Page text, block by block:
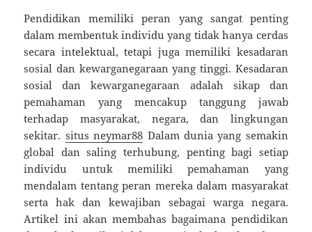
Pendidikan memiliki peran yang sangat penting
dalam membentuk individu yang tidak hanya cerdas
secara intelektual, tetapi juga memiliki kesadaran
sosial dan kewarganegaraan yang tinggi. Kesadaran
sosial dan kewarganegaraan adalah sikap dan
pemahaman yang mencakup tanggung jawab
terhadap masyarakat, negara, dan lingkungan
sekitar. situs neymar88 Dalam dunia yang semakin
global dan saling terhubung, penting bagi setiap
individu untuk memiliki pemahaman yang
mendalam tentang peran mereka dalam masyarakat
serta hak dan kewajiban sebagai warga negara.
Artikel ini akan membahas bagaimana pendidikan